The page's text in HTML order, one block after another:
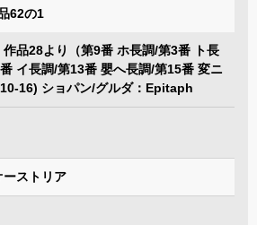
62の1
品28より（第9番 ホ長調/第3番 ト長
イ長調/第13番 嬰へ長調/第15番 変ニ
16) ショパン/グルダ：Epitaph
ーストリア